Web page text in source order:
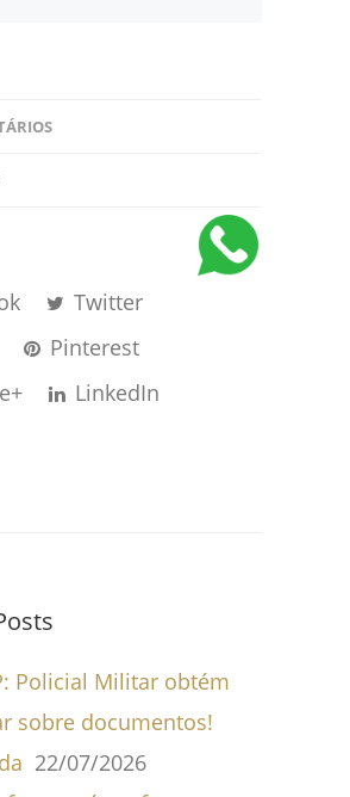
Twitter
Pinterest
LinkedIn
Policial Militar obtém
sobre documentos!
22/07/2026